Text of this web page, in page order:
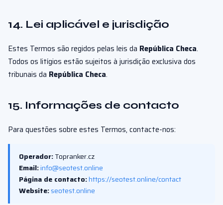
14. Lei aplicável e jurisdição
Estes Termos são regidos pelas leis da República Checa.
Todos os litígios estão sujeitos à jurisdição exclusiva dos
tribunais da República Checa.
15. Informações de contacto
Para questões sobre estes Termos, contacte-nos:
Operador:Topranker.cz
Email:info@seotest.online
Página de contacto:https://seotest.online/contact
Website:seotest.online